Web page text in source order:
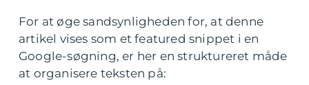
For at øge sandsynligheden for, at denne
artikel vises som et featured snippet i en
Google-søgning, er her en struktureret måde
at organisere teksten på: